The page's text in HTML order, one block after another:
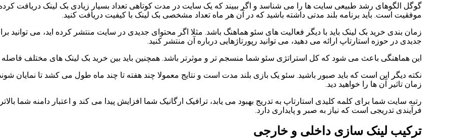
گوگل الگوهای رشد طبیعی سایت ها را می شناسد و اگر ببیند که یک سایت در مدت کوتاهی تعداد بسیار زیادی بک لینک دریافت
موفقیت است. باید برنامه بلند مدتی داشته باشید که در آن هر ماه تعداد مشخصی بک لینک با کیفیت دریافت کنید.
زمان بندی خرید بک لینک باید با دیگر فعالیت های سئو هماهنگ باشد. مثلا اگر محتوای جدیدی در سایت منتشر کرده اید، می
جدیدی در حوزه استارتاپ ارائه می دهید، می توانید رپورتاژهایی درباره آن منتشر کنید.
این هماهنگی باعث می شود که کل استراتژی سئو شما منسجم تر و موثرتر باشد. همچنین باید بین خرید بک لینک های مختلف
نکته دیگر این است که باید صبور باشید. سئو یک بازی بلند مدت است و نتایج معمولا چند هفته تا چند ماه طول می کشد تا نمایان
زمان تاثیر آن ها را خواهید دید.
رتبه سایت شما برای کلمه کلیدی استارتاپ به تدریج بهبود می یابد، ترافیک ارگانیک شما افزایش پیدا می کند و اعتبار دامنه شما
فرآیندی تدریجی است که نیاز به صبر و پایداری دارد.
ترکیب لینک سازی داخلی و خارجی